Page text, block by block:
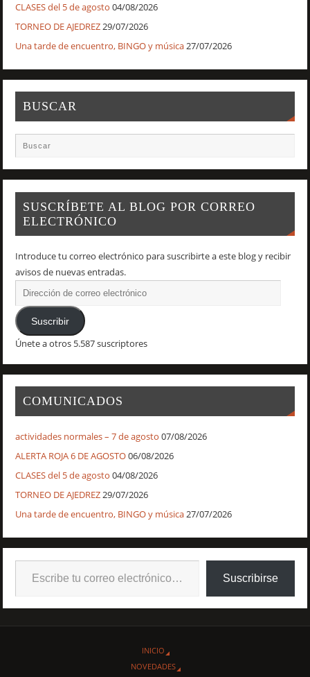
CLASES del 5 de agosto 04/08/2026
TORNEO DE AJEDREZ29/07/2026
Una tarde de encuentro, BINGO y música27/07/2026
BUSCAR
SUSCRÍBETE AL BLOG POR CORREO
ELECTRÓNICO
Introduce tu correo electrónico para suscribirte a este blog y recibir
avisos de nuevas entradas.
Suscribir
Únete a otros 5.587 suscriptores
COMUNICADOS
actividades normales – 7 de agosto 07/08/2026
ALERTA ROJA 6 DE AGOSTO06/08/2026
CLASES del 5 de agosto 04/08/2026
TORNEO DE AJEDREZ29/07/2026
Una tarde de encuentro, BINGO y música27/07/2026
Suscribirse
INICIO
NOVEDADES